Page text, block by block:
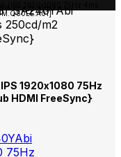
SA240YAbi
250cd/m2
1920х1080 75Hz
HDMI FreeSync}